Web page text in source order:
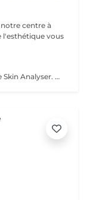
centre à
Une analyse de peau professionnelle avec le Skin Analyser. Offrez à votre peau le diagnostic qu'elle mérite grâce à notre Skin Analyser de haute technologie. Dans notre salon, nous utilisons un appareil de pointe pour réaliser une analyse complète et précise de votre peau : hydratation, élasticité, texture, taches pigmentaires, pores dilatés, rides, sébum rien n'échappe à notre expertise. Comment ça se passe ? -Un diagnostic rapide et indolore -Des résultats instantanés sur écran -Un bilan complet et des conseils sur mesure Objectif : comprendre votre peau en profondeur pour optimiser vos soins esthétiques. Offre exclusive : le diagnostic Skin Analyzer vous est remboursé lors de votre premier traitement de la cure de soins proposée !